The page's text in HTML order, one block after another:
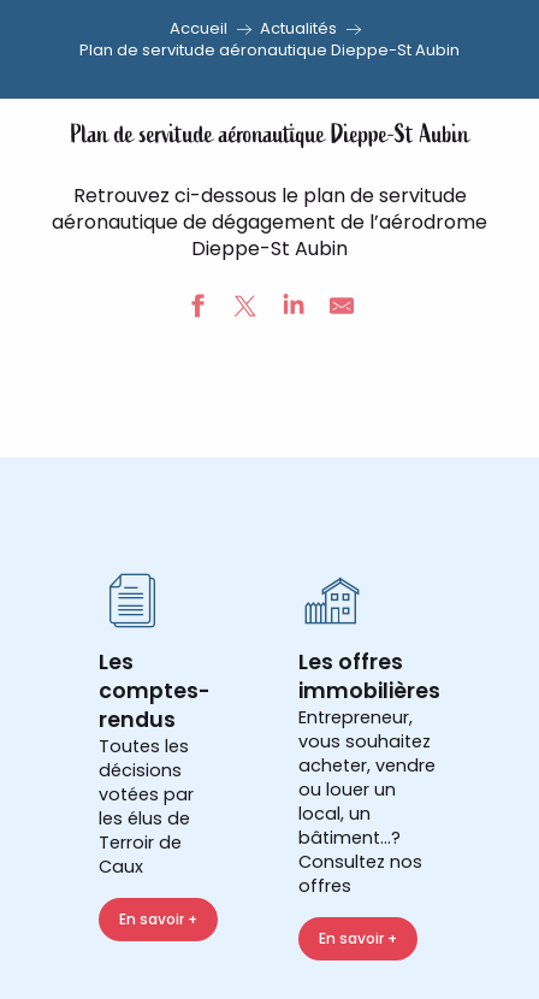
principal
Accueil
Actualités
Plan de servitude aéronautique Dieppe-St Aubin
Plan de servitude aéronautique Dieppe-St Aubin
Retrouvez ci-dessous le plan de servitude
aéronautique de dégagement de l’aérodrome
Dieppe-St Aubin
Les
comptes-
rendus
Toutes les
décisions
votées par
les élus de
Terroir de
Caux
En savoir +
Les offres
immobilières
Entrepreneur,
vous souhaitez
acheter, vendre
ou louer un
local, un
bâtiment...?
Consultez nos
offres
En savoir +